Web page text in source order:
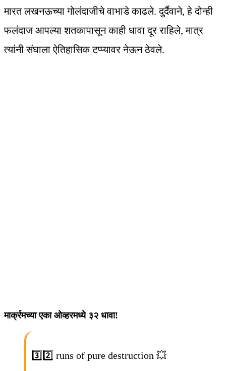
मारत लखनऊच्या गोलंदाजीचे वाभाडे काढले. दुर्दैवाने, हे दोन्ही
फलंदाज आपल्या शतकापासून काही धावा दूर राहिले, मात्र
त्यांनी संघाला ऐतिहासिक टप्प्यावर नेऊन ठेवले.
मार्क्रमच्या एका ओव्हरमध्ये ३२ धावा!
3️⃣2️⃣ runs of pure destruction 💥